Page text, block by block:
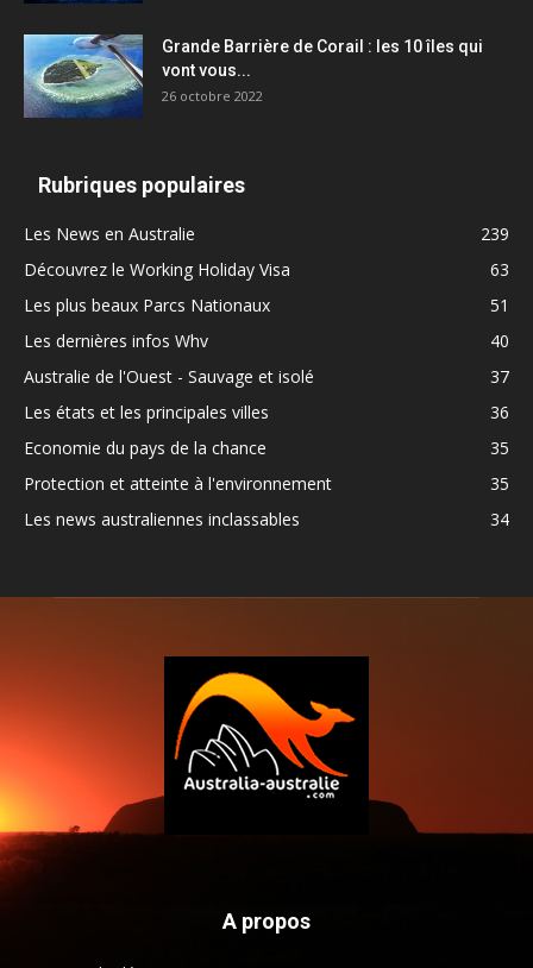
Grande Barrière de Corail : les 10 îles qui
vont vous...
26 octobre 2022
Rubriques populaires
Les News en Australie
239
Découvrez le Working Holiday Visa
63
Les plus beaux Parcs Nationaux
51
Les dernières infos Whv
40
Australie de l'Ouest - Sauvage et isolé
37
Les états et les principales villes
36
Economie du pays de la chance
35
Protection et atteinte à l'environnement
35
Les news australiennes inclassables
34
A propos